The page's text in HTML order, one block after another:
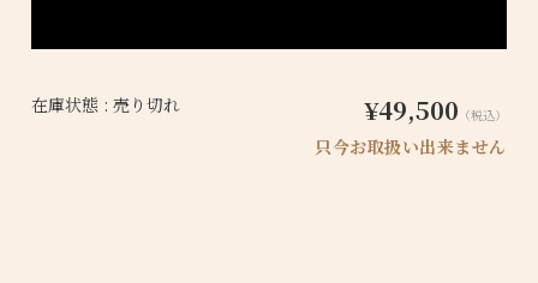
在庫状態 : 売り切れ ¥49,500 （税込）
只今お取扱い出来ません